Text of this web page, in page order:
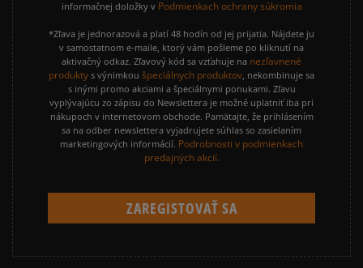
informačnej doložky v Podmienkach ochrany súkromia
*Zľava je jednorazová a platí 48 hodín od jej prijatia. Nájdete ju
v samostatnom e-maile, ktorý vám pošleme po kliknutí na
aktivačný odkaz. Zľavový kód sa vzťahuje na nezľavnené
produkty s výnimkou špeciálnych produktov, nekombinuje sa
s inými promo akciami a špeciálnymi ponukami. Zľavu
vyplývajúcu zo zápisu do Newslettera je možné uplatniť iba pri
nákupoch v internetovom obchode. Pamätajte, že prihlásením
sa na odber newslettera vyjadrujete súhlas so zasielaním
marketingových informácií. Podrobnosti v podmienkach
predajných akcií.